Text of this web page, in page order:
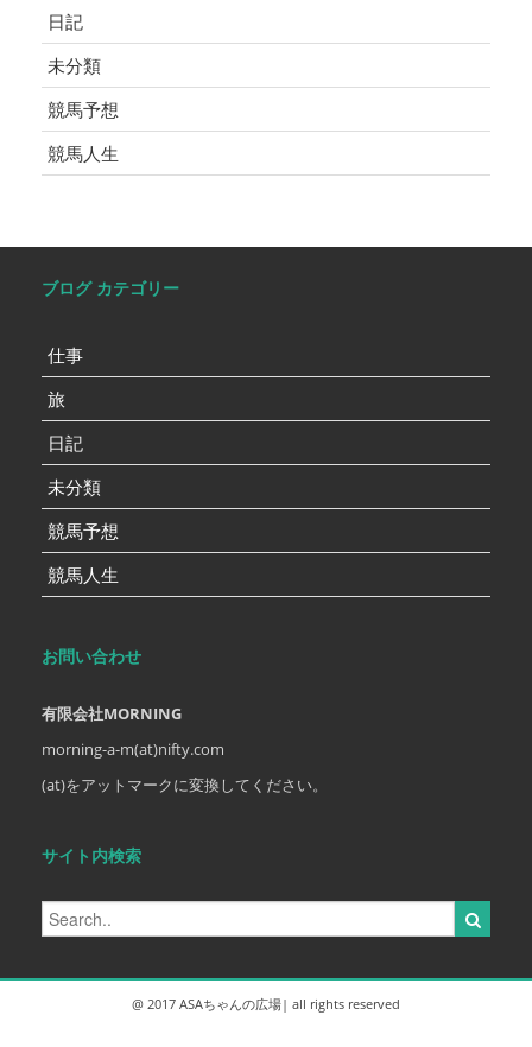
日記
未分類
競馬予想
競馬人生
ブログ カテゴリー
仕事
旅
日記
未分類
競馬予想
競馬人生
お問い合わせ
有限会社MORNING
morning-a-m(at)nifty.com
(at)をアットマークに変換してください。
サイト内検索
@ 2017 ASAちゃんの広場| all rights reserved